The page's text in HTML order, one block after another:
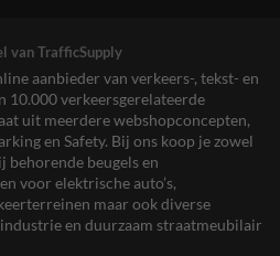
van TrafficSupply
aanbieder van verkeers-, tekst- en
10.000 verkeersgerelateerde
uit meerdere webshopconcepten,
en Safety. Bij ons koop je zowel
behorende beugels en
voor elektrische auto’s,
maar ook diverse
en duurzaam straatmeubilair